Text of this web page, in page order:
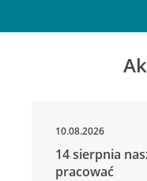
10.08.2026
14 sierpnia
pracować